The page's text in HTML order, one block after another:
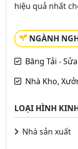
hiệu quả nhất
NGÀNH
Băng Tải -
Nhà Kho,
LOẠI HÌNH
Nhà sản xuất